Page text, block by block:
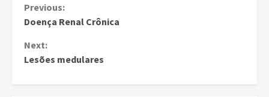
Continue
Reading
Previous:
Doença Renal Crônica
Next:
Lesões medulares